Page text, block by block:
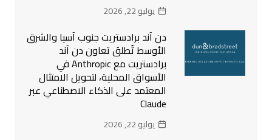
يوليو 22, 2026
دن آند برادستريت جنوب آسيا والشرق
الأوسط تُطلق تعاون دن آند
برادستريت مع Anthropic في
الأسواق المحلية، لتحويل الامتثال
المعتمد على الذكاء الاصطناعي عبر
Claude
يوليو 22, 2026